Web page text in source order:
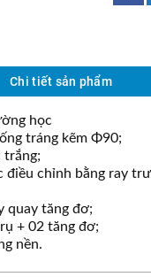
Chi tiết sản phẩm
học
tráng kẽm Φ90;
trắng;
điều chỉnh bằng ray
quay tăng đơ;
+ 02 tăng đơ;
nền.